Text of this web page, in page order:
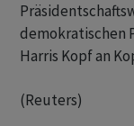
demokratischen
Harris Kopf an
(Reuters)